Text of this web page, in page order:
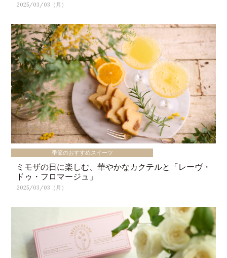
2025/03/03（月）
季節のおすすめスイーツ
ミモザの日に楽しむ、華やかなカクテルと「レーヴ・
ドゥ・フロマージュ」
2025/03/03（月）